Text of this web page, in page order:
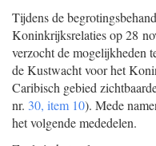
Tijdens de
Koninkrijksrelaties op 28
verzocht de mogelijkheden
de Kustwacht voor het
Caribisch gebied
nr. 30, item 10). Mede
het volgende mededelen.